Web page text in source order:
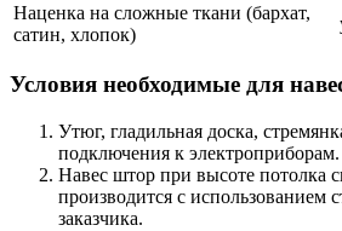
Наценка на сложные ткани (бархат,
сатин, хлопок)
Условия необходимые для
Утюг, гладильная доска,
подключения к электроприборам.
Навес штор при высоте потолка
производится с использованием
заказчика.